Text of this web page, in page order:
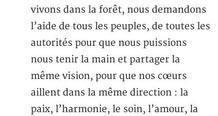
vivons dans la forêt, nous demandons
l’aide de tous les peuples, de toutes les
autorités pour que nous puissions
nous tenir la main et partager la
même vision, pour que nos cœurs
aillent dans la même direction : la
paix, l’harmonie, le soin, l’amour, la